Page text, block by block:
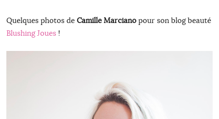
Quelques photos de Camille Marcianopour son blog beauté
Blushing Joues!